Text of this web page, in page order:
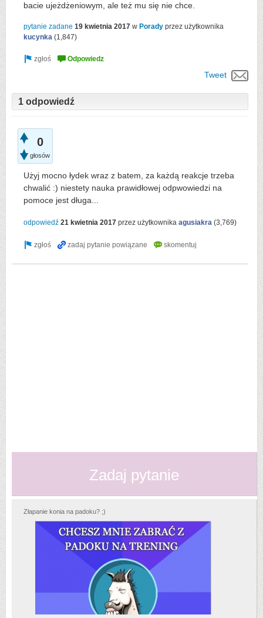
bacie ujeżdżeniowym, ale też mu się nie chce.
pytanie zadane 19 kwietnia 2017 w Porady przez użytkownika
kucynka (1,847)
Tweet
1 odpowiedź
0
głosów
Użyj mocno łydek wraz z batem, za każdą reakcje trzeba
chwalić :) niestety nauka prawidłowej odpwowiedzi na
pomoce jest długa...
odpowiedź 21 kwietnia 2017 przez użytkownika agusiakra (3,769)
Zadaj pytanie
Złapanie konia na padoku? ;)